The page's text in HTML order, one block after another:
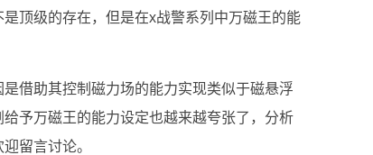
顶级的存在，但是在x战警系列中万磁王的能
借助其控制磁力场的能力实现类似于磁悬浮
予万磁王的能力设定也越来越夸张了，分析
留言讨论。